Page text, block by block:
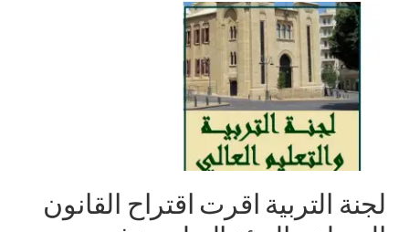
لجنة التربية اقرت اقتراح القانون